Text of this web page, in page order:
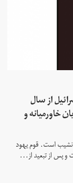
از سال
خاورمیانه و
و نشیب است. قوم یهود
و پس از تبعید از...